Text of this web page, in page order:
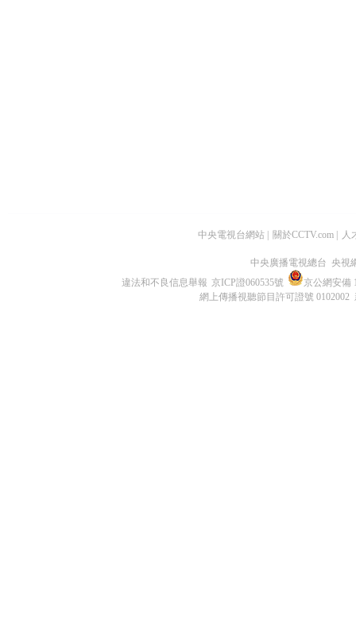
中央電視台網站 關於CCTV.com 人
中央廣播電視總台 央視
違法和不良信息舉報 京ICP證060535號
京公網安備
網上傳播視聽節目許可證號 0102002